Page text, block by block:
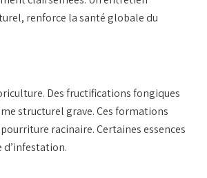
renforce la santé globale du
Des fructifications fongiques
structurel grave. Ces formations
racinaire. Certaines essences
d’infestation.